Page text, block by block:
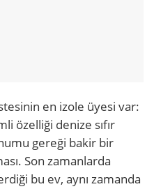
en izole üyesi var:
özelliği denize sıfır
gereği bakir bir
Son zamanlarda
bu ev, aynı zamanda